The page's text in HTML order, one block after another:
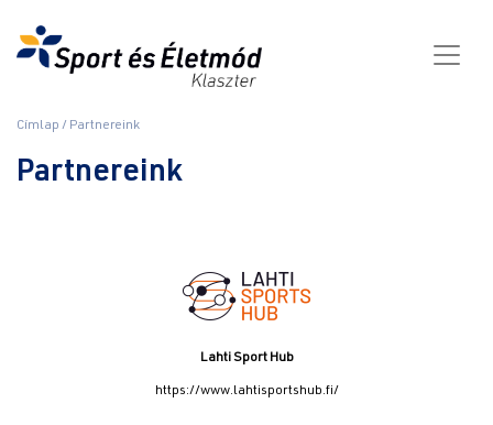
tartalomra
Fő
Morzsa
Címlap Partnereink
Partnereink
Lahti Sport Hub
https://www.lahtisportshub.fi/